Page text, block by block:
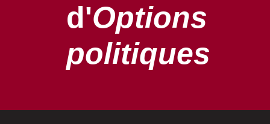
d'Options
politiques